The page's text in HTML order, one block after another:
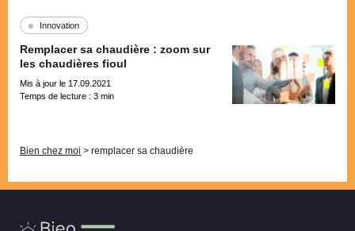
Innovation
Remplacer sa chaudière : zoom sur
les chaudières fioul
Mis à jour le 17.09.2021
Temps de lecture : 3 min
Bien chez moi > remplacer sa chaudière
Bien